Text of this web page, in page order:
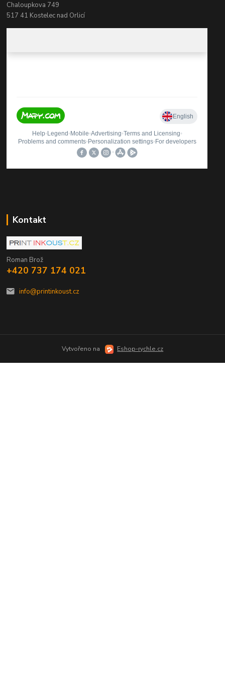
Chaloupkova 749
517 41 Kostelec nad Orlicí
Kontakt
Roman Brož
+420 737 174 021
info@printinkoust.cz
Vytvořeno na Eshop-rychle.cz